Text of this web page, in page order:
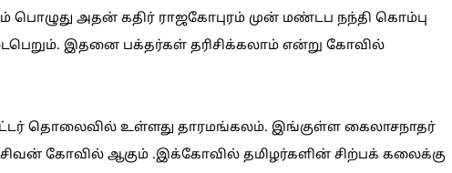
பொழுது அதன் கதிர் ராஜகோபுரம் முன் மண்டப நந்தி கொம்பு
இதனை பக்தர்கள் தரிசிக்கலாம் என்று கோவில்
தொலைவில் உள்ளது தாரமங்கலம். இங்குள்ள கைலாசநாதர்
கோவில் ஆகும் .இக்கோவில் தமிழர்களின் சிற்பக் கலைக்கு